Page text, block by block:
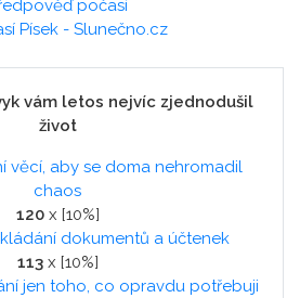
počasí
vám letos nejvíc zjednodušil
život
věcí, aby se doma nehromadil
chaos
120x [10%]
dokumentů a účtenek
113x [10%]
jen toho, co opravdu potřebuji